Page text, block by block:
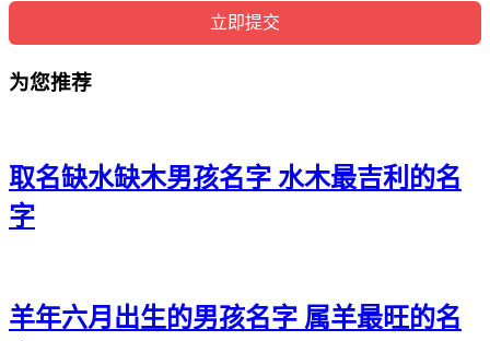
盛宽、杨晓耀、杨崇雷、杨曜博、杨曜颜、杨迪宽、杨炎建、
杨俊凡、杨宇海、杨云俊、杨天泽、杨正桦、杨泽峰、杨泽
逸、杨泽洺、杨宇和、杨轻伟、杨曜高、杨泽浩、杨翰容、杨
牧乔、杨道逸、杨龙瀚、杨刚海、杨瑞郎、杨程诺、杨立源、
为您推荐
取名缺水缺木男孩名字 水木最吉利的名
字
羊年六月出生的男孩名字 属羊最旺的名